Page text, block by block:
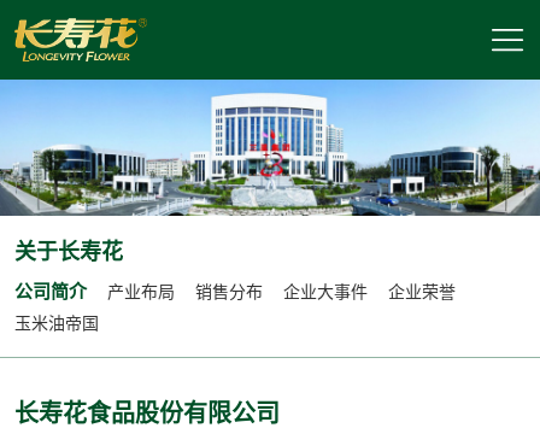
关于长寿花
公司简介 产业布局 销售分布 企业大事件
企业荣誉
玉米油帝国
长寿花食品股份有限公司